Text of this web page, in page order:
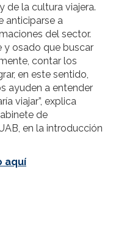
de la cultura viajera.
anticiparse a
del sector.
y osado que buscar
contar los
en este sentido,
ayuden a entender
viajar”, explica
de
en la introducción
aquí